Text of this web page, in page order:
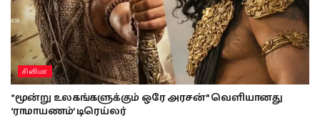
சினிமா
“மூன்று உலகங்களுக்கும் ஒரே அரசன்” வெளியானது
‘ராமாயணம்’ டிரெய்லர்